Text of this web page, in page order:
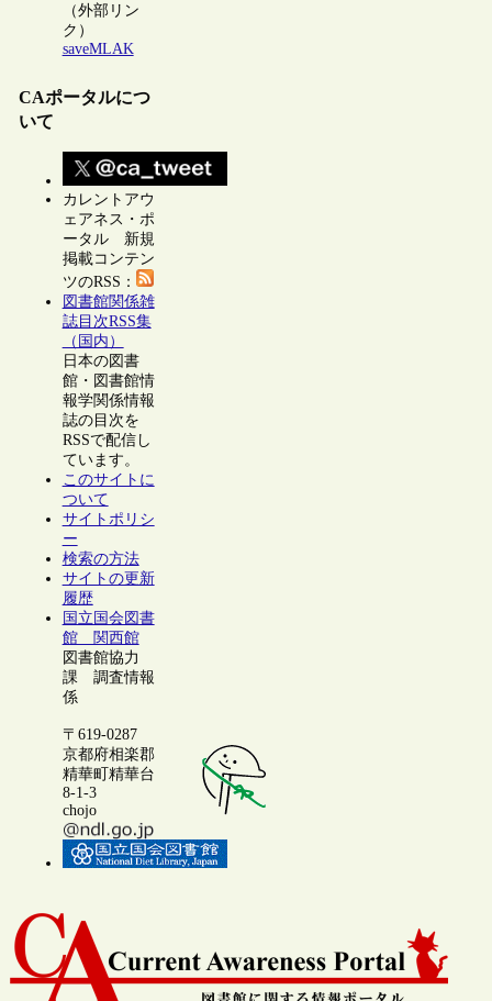
（外部リン
ク）
saveMLAK
CAポータルにつ
いて
カレントアウ
ェアネス・ポ
ータル 新規
掲載コンテン
ツのRSS：
図書館関係雑
誌目次RSS集
（国内）
日本の図書
館・図書館情
報学関係情報
誌の目次を
RSSで配信し
ています。
このサイトに
ついて
サイトポリシ
ー
検索の方法
サイトの更新
履歴
国立国会図書
館 関西館
図書館協力
課 調査情報
係
〒619-0287
京都府相楽郡
精華町精華台
8-1-3
chojo